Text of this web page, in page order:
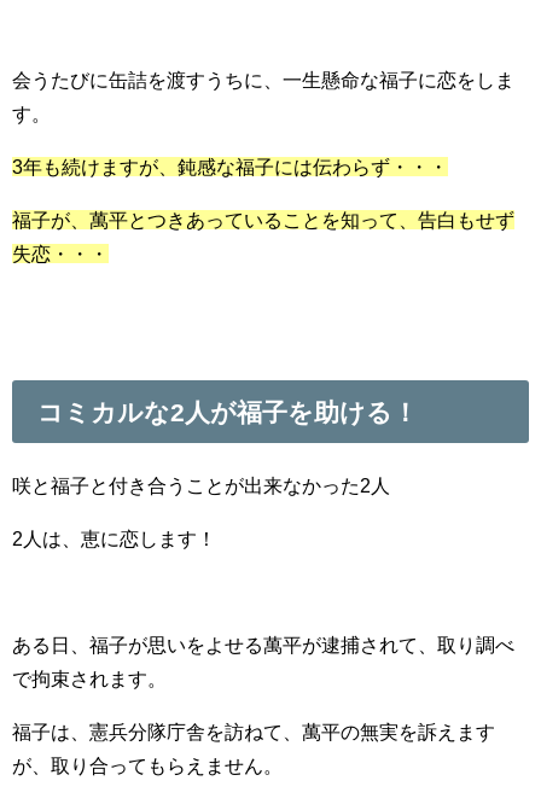
会うたびに缶詰を渡すうちに、一生懸命な福子に恋をしま
す。
3年も続けますが、鈍感な福子には伝わらず・・・
福子が、萬平とつきあっていることを知って、告白もせず
失恋・・・
コミカルな2人が福子を助ける！
咲と福子と付き合うことが出来なかった2人
2人は、恵に恋します！
ある日、福子が思いをよせる萬平が逮捕されて、取り調べ
で拘束されます。
福子は、憲兵分隊庁舎を訪ねて、萬平の無実を訴えます
が、取り合ってもらえません。